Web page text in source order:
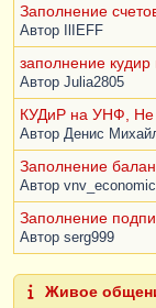
Заполнение
Автор IlIEFF
заполнение
Автор Julia2805
КУДиР на УНФ, Не
Автор Денис
Заполнение
Автор vnv_economic
Заполнение
Автор serg999
Живое